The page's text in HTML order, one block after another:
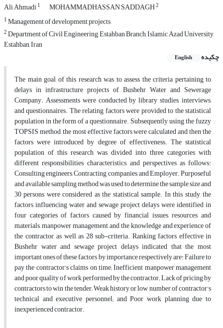
Ali Ahmadi1 MOHAMMADHASSAN SADDAGH2
1Management of development projects
2Department of Civil Engineering, Estahban Branch, Islamic Azad University,
Estahban, Iran
چکیده
English
The main goal of this research was to assess the criteria pertaining to
delays in infrastructure projects of Bushehr Water and Sewerage
Company. Assessments were conducted by library studies, interviews,
and questionnaires. The relating factors were provided to the statistical
population in the form of a questionnaire. Subsequently, using the fuzzy
TOPSIS method, the most effective factors were calculated and then the
factors were introduced by degree of effectiveness. The statistical
population of this research was divided into three categories with
different responsibilities, characteristics, and perspectives as follows:
Consulting engineers, Contracting companies, and Employer. Purposeful
and available sampling method was used to determine the sample size and
30 persons were considered as the statistical sample. In this study, the
factors influencing water and sewage project delays were identified in
four categories of factors caused by financial issues, resources and
materials, manpower management, and the knowledge and experience of
the contractor, as well as 28 sub-criteria. Ranking factors effective in
Bushehr water and sewage project delays indicated that the most
important ones of these factors by importance respectively are: Failure to
pay the contractor's claims on time; Inefficient manpower management
and poor quality of work performed by the contractor; Lack of pricing by
contractors to win the tender; Weak history or low number of contractor's
technical and executive personnel; and Poor work planning due to
inexperienced contractor.